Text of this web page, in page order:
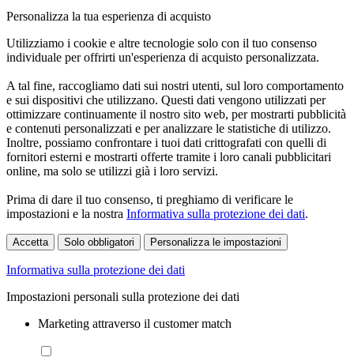
Personalizza la tua esperienza di acquisto
Utilizziamo i cookie e altre tecnologie solo con il tuo consenso
individuale per offrirti un'esperienza di acquisto personalizzata.
A tal fine, raccogliamo dati sui nostri utenti, sul loro comportamento
e sui dispositivi che utilizzano. Questi dati vengono utilizzati per
ottimizzare continuamente il nostro sito web, per mostrarti pubblicità
e contenuti personalizzati e per analizzare le statistiche di utilizzo.
Inoltre, possiamo confrontare i tuoi dati crittografati con quelli di
fornitori esterni e mostrarti offerte tramite i loro canali pubblicitari
online, ma solo se utilizzi già i loro servizi.
Prima di dare il tuo consenso, ti preghiamo di verificare le
impostazioni e la nostra Informativa sulla protezione dei dati.
Accetta Solo obbligatori Personalizza le impostazioni
Informativa sulla protezione dei dati
Impostazioni personali sulla protezione dei dati
Marketing attraverso il customer match